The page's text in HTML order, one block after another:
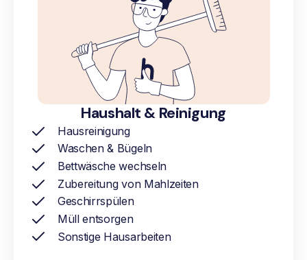
Haushalt & Reinigung
Hausreinigung
Waschen & Bügeln
Bettwäsche wechseln
Zubereitung von Mahlzeiten
Geschirrspülen
Müll entsorgen
Sonstige Hausarbeiten